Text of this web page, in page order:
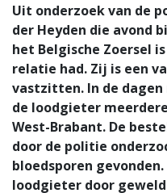
Uit onderzoek van de
der Heyden die avond
het Belgische Zoersel
relatie had. Zij is een
vastzitten. In de dagen
de loodgieter
West-Brabant. De
door de politie
bloedsporen
loodgieter door